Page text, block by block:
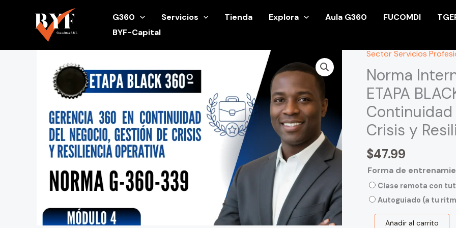
G360 Servicios Tienda Explora Aula G360 FUCOMDI
BYF-Capital
Sector Servicios
Norma
ETAPA
Continuidad
Crisis y
$47.99
Forma de
Clase remota con
Autoguiado (a tu
Norma
Internacional
G-
360-
339-
ETAPA
BLACK:
Gerencia
360
en
Continuidad
Negocio,Añadir al carrito